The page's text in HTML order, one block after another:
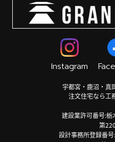
Instagram
宇都宮・鹿沼・真
注文住宅なら工
建設業許可番号:栃
第
設計事務所登録番